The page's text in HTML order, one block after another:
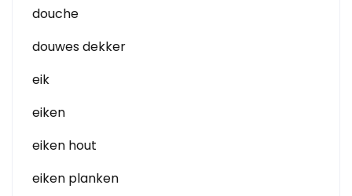
douche
douwes dekker
eik
eiken
eiken hout
eiken planken